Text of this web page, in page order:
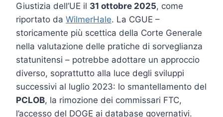
Giustizia dell’UE il 31 ottobre 2025, come
riportato da WilmerHale. La CGUE –
storicamente più scettica della Corte Generale
nella valutazione delle pratiche di sorveglianza
statunitensi – potrebbe adottare un approccio
diverso, soprattutto alla luce degli sviluppi
successivi al luglio 2023: lo smantellamento del
PCLOB, la rimozione dei commissari FTC,
l’accesso del DOGE ai database governativi.